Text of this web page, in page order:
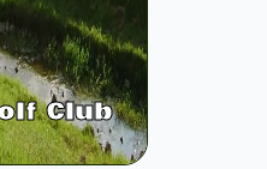
Club